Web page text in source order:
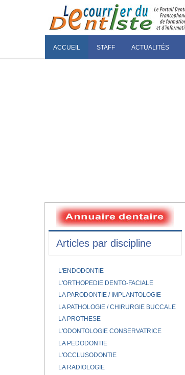
ACCUEIL STAFF ACTUALITÉS
Articles par discipline
L'ENDODONTIE
L'ORTHOPEDIE DENTO-FACIALE
LA PARODONTIE / IMPLANTOLOGIE
LA PATHOLOGIE / CHIRURGIE BUCCALE
LA PROTHESE
L'ODONTOLOGIE CONSERVATRICE
LA PEDODONTIE
L'OCCLUSODONTIE
LA RADIOLOGIE